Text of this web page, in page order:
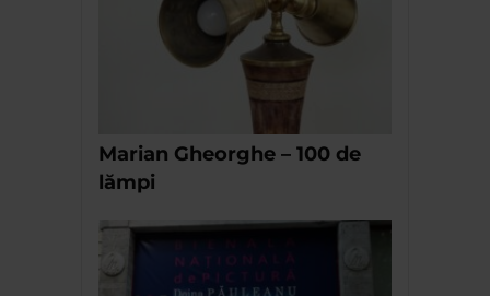
Marian Gheorghe – 100 de
lămpi